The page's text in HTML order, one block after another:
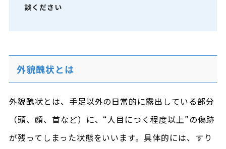
談ください
外貌醜状とは
外貌醜状とは、手足以外の日常的に露出している部分
（頭、顔、首など）に、“人目につく程度以上”の傷跡
が残ってしまった状態をいいます。具体的には、すり